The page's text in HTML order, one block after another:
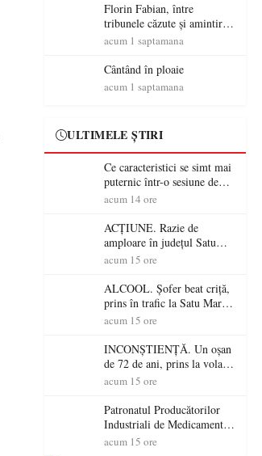
Florin Fabian, între
tribunele căzute și amintirile
care nu mor – „Stadionul
acesta face parte din viața
mea”
acum 1 saptamana
Cântând în ploaie
acum 1 saptamana
ULTIMELE ȘTIRI
Ce caracteristici se simt mai
puternic într-o sesiune de
distracție la sloturi online:
RTP?
acum 14 ore
ACȚIUNE. Razie de
amploare în județul Satu
Mare! Polițiștii au dat sute
șoferi fără permis într-o
singură zi
acum 15 ore
ALCOOL. Șofer beat criță,
prins în trafic la Satu Mare!
Alcoolemie uriașă
acum 15 ore
INCONȘTIENȚĂ. Un oșan
de 72 de ani, prins la volan
fără permis! Polițiștii l-au
acum 15 ore
Patronatul Producătorilor
Industriali de Medicamente
din România (PRIMER):
acum 15 ore